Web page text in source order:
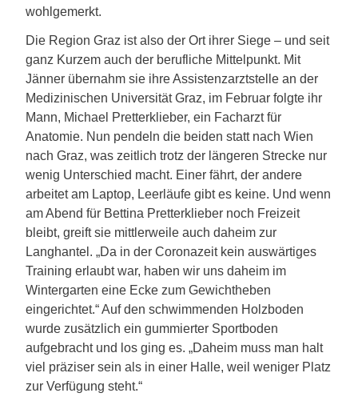
wohlgemerkt.
Die Region Graz ist also der Ort ihrer Siege – und seit
ganz Kurzem auch der berufliche Mittelpunkt. Mit
Jänner übernahm sie ihre Assistenzarztstelle an der
Medizinischen Universität Graz, im Februar folgte ihr
Mann, Michael Pretterklieber, ein Facharzt für
Anatomie. Nun pendeln die beiden statt nach Wien
nach Graz, was zeitlich trotz der längeren Strecke nur
wenig Unterschied macht. Einer fährt, der andere
arbeitet am Laptop, Leerläufe gibt es keine. Und wenn
am Abend für Bettina Pretterklieber noch Freizeit
bleibt, greift sie mittlerweile auch daheim zur
Langhantel. „Da in der Coronazeit kein auswärtiges
Training erlaubt war, haben wir uns daheim im
Wintergarten eine Ecke zum Gewichtheben
eingerichtet.“ Auf den schwimmenden Holzboden
wurde zusätzlich ein gummierter Sportboden
aufgebracht und los ging es. „Daheim muss man halt
viel präziser sein als in einer Halle, weil weniger Platz
zur Verfügung steht.“